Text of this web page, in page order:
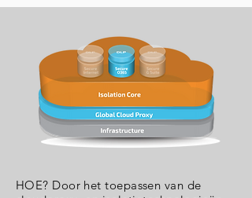
HOE? Door het toepassen van de